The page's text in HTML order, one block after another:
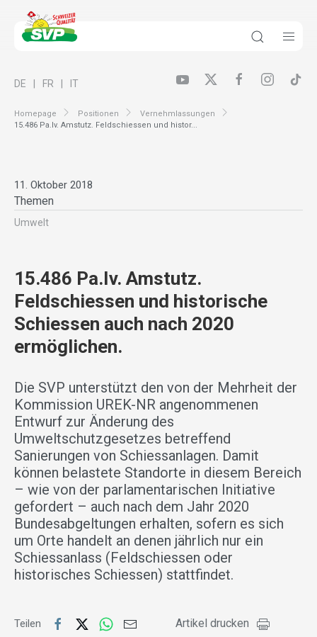
Homepage Positionen
Vernehmlassungen
15.486 Pa.Iv. Amstutz. Feldschiessen und histor...
DE FR IT
11. Oktober 2018
Themen
Umwelt
15.486 Pa.Iv. Amstutz.
Feldschiessen und historische
Schiessen auch nach 2020
ermöglichen.
Die SVP unterstützt den von der Mehrheit der
Kommission UREK-NR angenommenen
Entwurf zur Änderung des
Umweltschutzgesetzes betreffend
Sanierungen von Schiessanlagen. Damit
können belastete Standorte in diesem Bereich
– wie von der parlamentarischen Initiative
gefordert – auch nach dem Jahr 2020
Bundesabgeltungen erhalten, sofern es sich
um Orte handelt an denen jährlich nur ein
Schiessanlass (Feldschiessen oder
historisches Schiessen) stattfindet.
Teilen Artikel drucken